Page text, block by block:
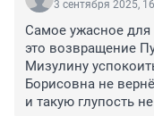
3 сентября 2025,
Самое ужасное для
это возвращение
Мизулину
Борисовна не
и такую глупость